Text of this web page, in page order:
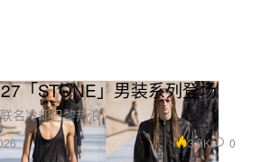
「STONE」男装系列登场
名冷却巴黎热浪。
3.5K 0